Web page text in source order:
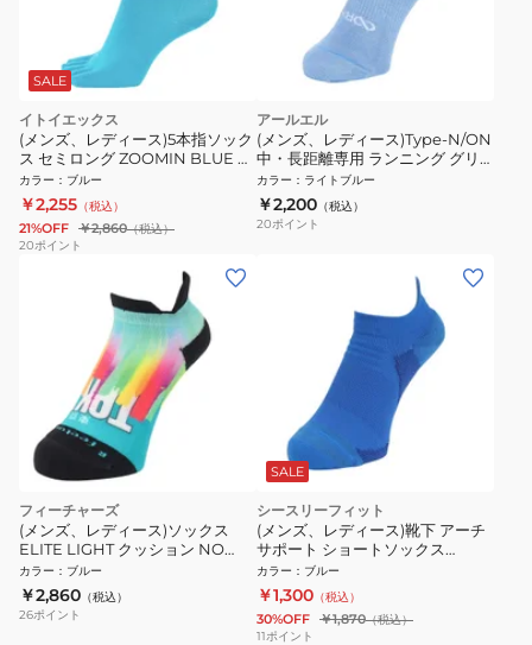
SALE
イトイエックス
(メンズ、レディース)5本指ソック
ス セミロング ZOOMIN BLUE ラ
ンニングソックス
カラー ： ブルー
￥2,255 （税込）
21%OFF ￥2,860（税込）
20ポイント
アールエル
(メンズ、レディース)Type-N/ON
中・長距離専用 ランニング グリ
ップ ソックス RNS1004-24
カラー ： ライトブルー
￥2,200 （税込）
20ポイント
フィーチャーズ
(メンズ、レディース)ソックス
ELITE LIGHT クッション NO
SHOW TAB 4400030176251
カラー ： ブルー
￥2,860 （税込）
26ポイント
SALE
シースリーフィット
(メンズ、レディース)靴下 アーチ
サポート ショートソックス
GC23300 B
カラー ： ブルー
￥1,300 （税込）
30%OFF ￥1,870（税込）
11ポイント